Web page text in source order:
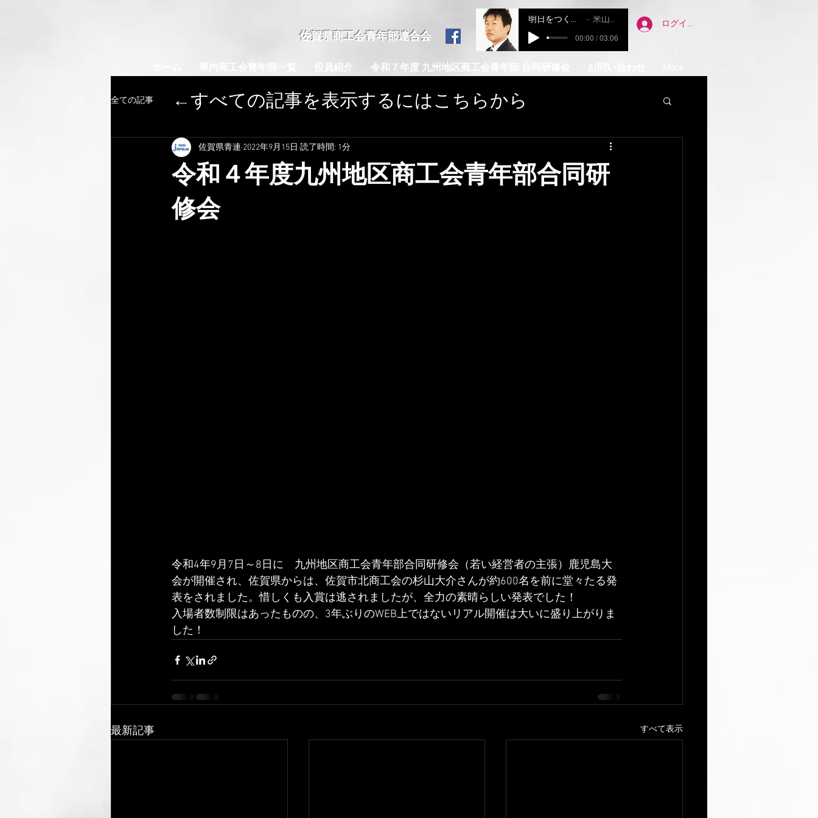
​佐賀県商工会青年部連合会
明日をつくる友達
米山正夫
00:00 / 03:06
ログイン
県内商工会青年部一覧 役員紹介 令和７年度 九州地区商工会青年部 合同研修会
全ての記事
令和４年度九州地区商工会青年部合同研
修会
佐賀県青連 2022年9月15日 読了時間: 1分
令和4年9月7日～8日に　九州地区商工会青年部合同研修会（若い経営者の主張）鹿児島大
会が開催され、佐賀県からは、佐賀市北商工会の杉山大介さんが約600名を前に堂々たる発
表をされました。惜しくも入賞は逃されましたが、全力の素晴らしい発表でした！
入場者数制限はあったものの、3年ぶりのWEB上ではないリアル開催は大いに盛り上がりま
した！
最新記事 すべて表示
​←すべての記事を表示するにはこちらから